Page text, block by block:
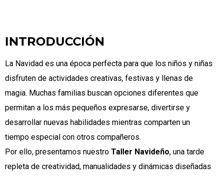
INTRODUCCIÓN
La Navidad es una época perfecta para que los niños y niñas
disfruten de actividades creativas, festivas y llenas de
magia. Muchas familias buscan opciones diferentes que
permitan a los más pequeños expresarse, divertirse y
desarrollar nuevas habilidades mientras comparten un
tiempo especial con otros compañeros.
Por ello, presentamos nuestro Taller Navideño, una tarde
repleta de creatividad, manualidades y dinámicas diseñadas